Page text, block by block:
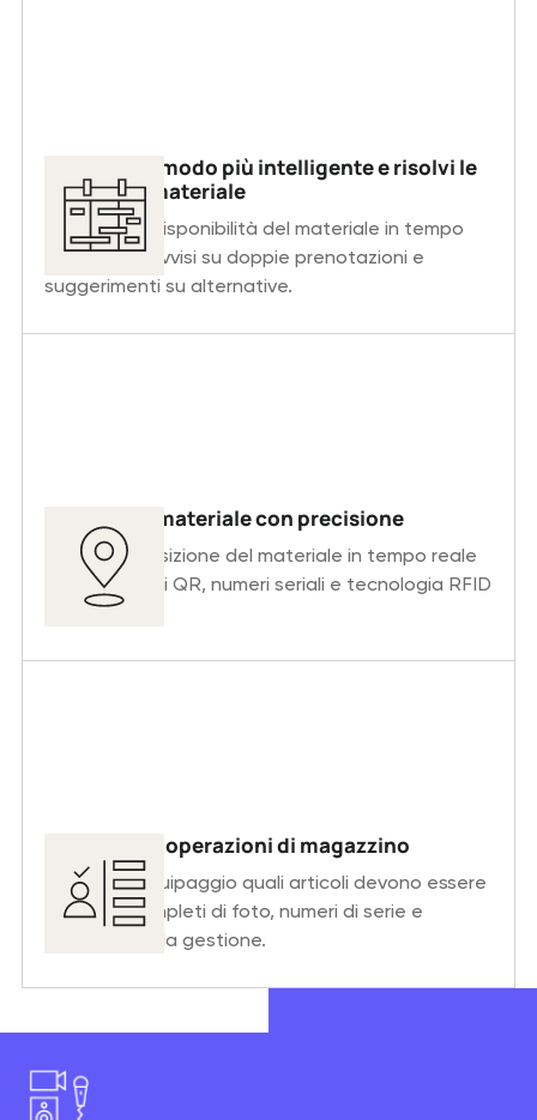
Pianifica in modo più intelligente e risolvi le
carenze di materiale
Consulta la disponibilità del materiale in tempo
reale, ricevi avvisi su doppie prenotazioni e
suggerimenti su alternative.
Monitora il materiale con precisione
Traccia la posizione del materiale in tempo reale
tramite codici QR, numeri seriali e tecnologia RFID
integrata.
Ottimizza le operazioni di magazzino
Mostra all’equipaggio quali articoli devono essere
imballati, completi di foto, numeri di serie e
istruzioni per la gestione.